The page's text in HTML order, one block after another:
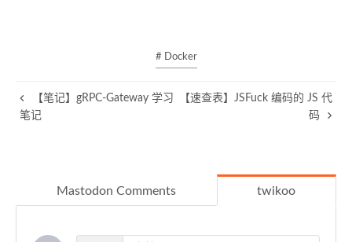
# Docker
【笔记】gRPC-Gateway 学习
笔记
【速查表】JSFuck 编码的 JS 代
码
Mastodon Comments twikoo